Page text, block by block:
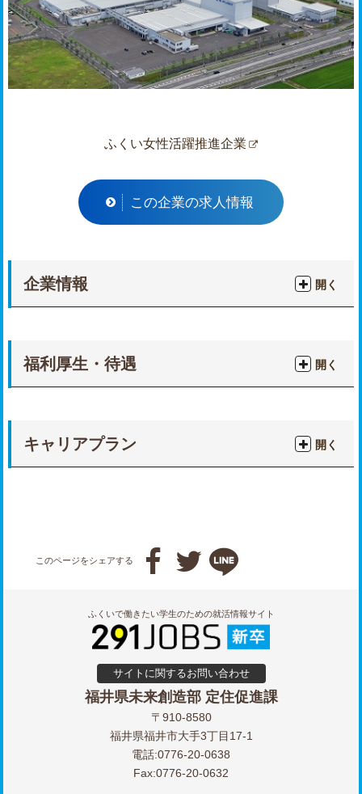
ふくい女性活躍推進企業
この企業の求人情報
企業情報 開く
福利厚生・待遇 開く
キャリアプラン 開く
このページをシェアする   
ふくいで働きたい学生のための就活情報サイト
サイトに関するお問い合わせ
福井県未来創造部 定住促進課
〒910-8580
福井県福井市大手3丁目17-1
電話:0776-20-0638
Fax:0776-20-0632